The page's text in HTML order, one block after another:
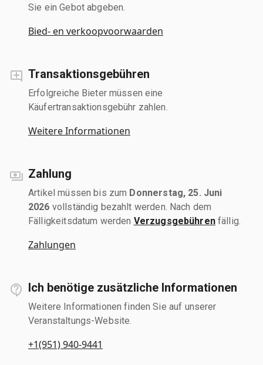
Sie ein Gebot abgeben.
Bied- en verkoopvoorwaarden
Transaktionsgebühren
Erfolgreiche Bieter müssen eine
Käufertransaktionsgebühr zahlen.
Weitere Informationen
Zahlung
Artikel müssen bis zum Donnerstag, 25. Juni
2026 vollständig bezahlt werden. Nach dem
Fälligkeitsdatum werden Verzugsgebührenfällig.
Zahlungen
Ich benötige zusätzliche Informationen
Weitere Informationen finden Sie auf unserer
Veranstaltungs-Website.
+1(951) 940-9441